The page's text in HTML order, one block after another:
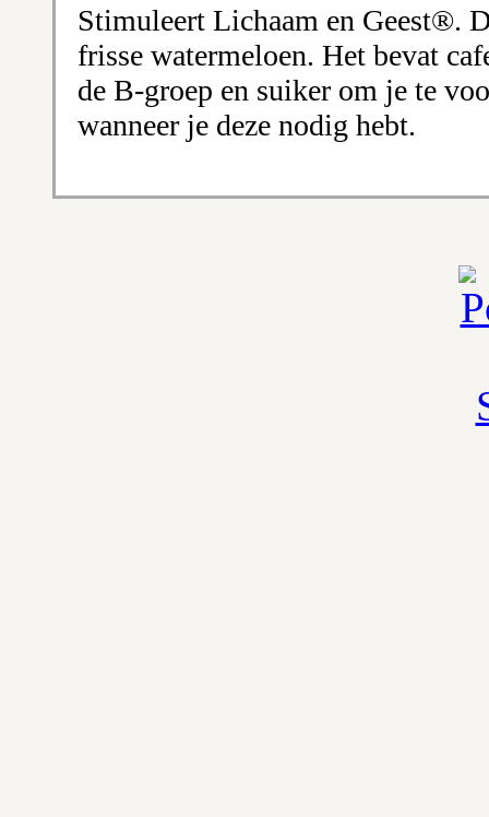
Stimuleert Lichaam en Geest®.
frisse watermeloen. Het bevat
de B-groep en suiker om je te
wanneer je deze nodig hebt.